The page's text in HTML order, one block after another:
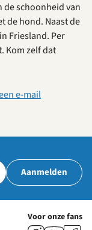
de schoonheid van
de hond. Naast de
Friesland. Per
Kom zelf dat
e-mail
Aanmelden
Voor onze fans